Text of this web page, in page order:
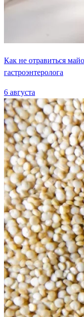
Как не отравиться
гастроэнтеролога
6 августа